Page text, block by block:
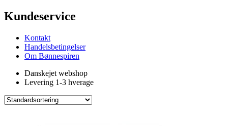
Kundeservice
Kontakt
Handelsbetingelser
Om Bønnespiren
Danskejet webshop
Levering 1-3 hverage